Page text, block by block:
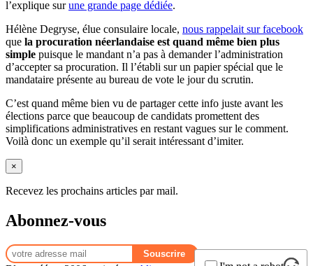
l’explique surune grande page dédiée.
Hélène Degryse, élue consulaire locale, nous rappelait sur facebook
que la procuration néerlandaise est quand même bien plus
simple puisque le mandant n’a pas à demander l’administration
d’accepter sa procuration. Il l’établi sur un papier spécial que le
mandataire présente au bureau de vote le jour du scrutin.
C’est quand même bien vu de partager cette info juste avant les
élections parce que beaucoup de candidats promettent des
simplifications administratives en restant vagues sur le comment.
Voilà donc un exemple qu’il serait intéressant d’imiter.
×
Recevez les prochains articles par mail.
Abonnez-vous